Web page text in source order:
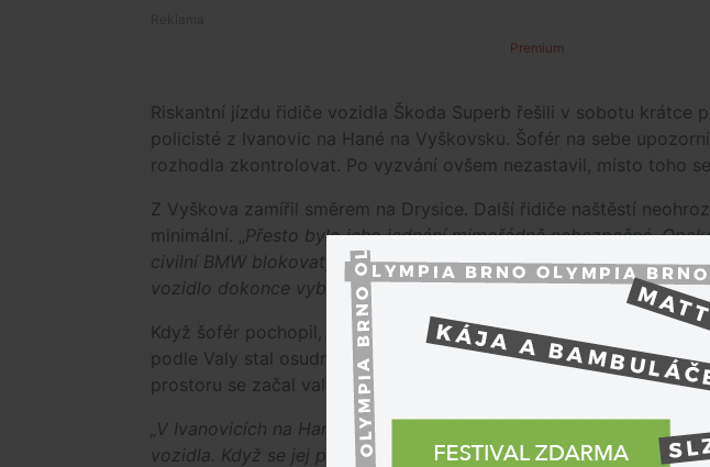
Premium
Riskantní jízdu řidiče vozidla Škoda Superb řešili v sobotu krátce
policisté z Ivanovic na Hané na Vyškovsku. Šofér na sebe
rozhodla zkontrolovat. Po vyzvání ovšem nezastavil, místo toho
Z Vyškova zamířil směrem na Drysice. Další řidiče naštěstí
minimální. „ Přesto bylo jeho jednání mimořádně nebezpečné.
civilní BMW blokovat, aby jej policisté nemohli předjet, a
vozidlo dokonce vybrzdit,"uvedl policejní mluvčíPetra Vala.
Když šofér pochopil, že po silnici cesta nevede, vzal to přes pole.
podle Valy stal osudným. Při jízdě mimo komunikaci si totiž
prostoru se začal valit hustý dým. Ani to ho ale nezastavilo.
„V Ivanovicích na Hané následně nezvládl průjezd zatáčkou a
vozidla. Když se jej policisté pokusili zastavit zablokováním cesty